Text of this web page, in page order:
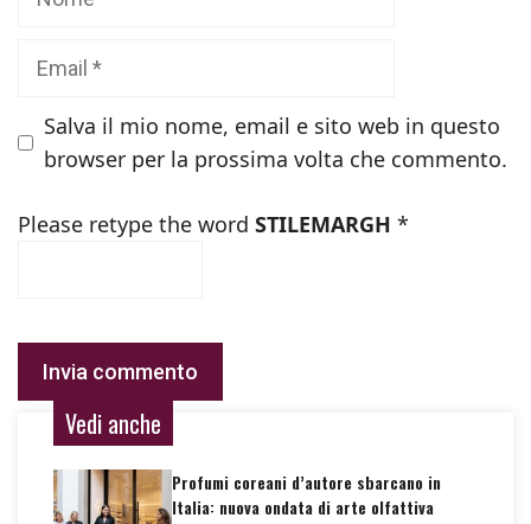
Salva il mio nome, email e sito web in questo
browser per la prossima volta che commento.
Please retype the word STILEMARGH *
Vedi anche
Profumi coreani d’autore sbarcano in
Italia: nuova ondata di arte olfattiva